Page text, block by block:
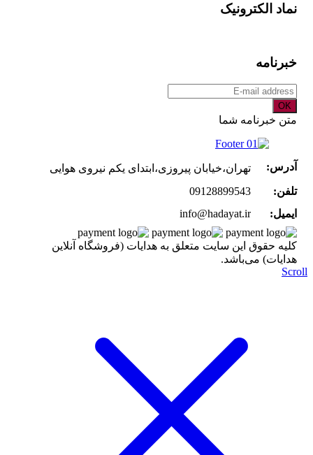
نماد الکترونیک
خبرنامه
متن خبرنامه شما
آدرس:
تهران،خیابان پیروزی،ابتدای یکم نیروی هوایی
تلفن:
09128899543
ایمیل:
info@hadayat.ir
کليه حقوق اين سايت متعلق به هدایات (فروشگاه آنلاین
هدایات) می‌باشد.